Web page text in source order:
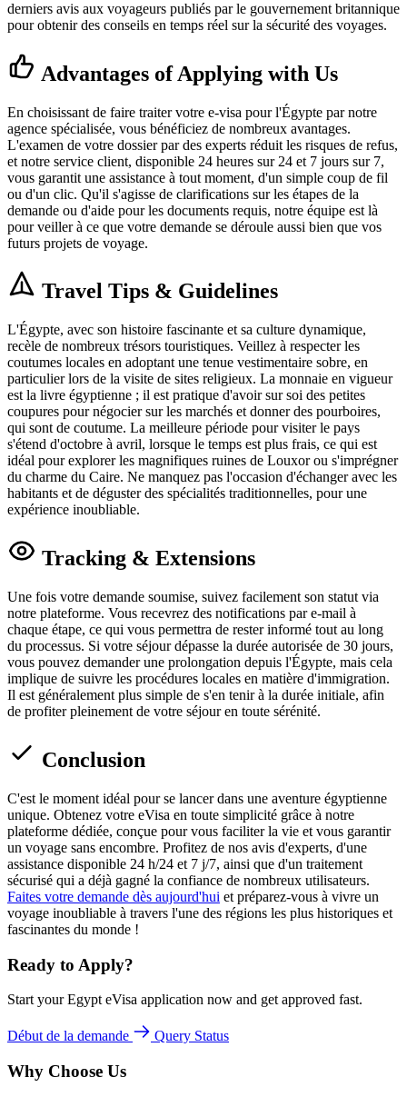
derniers avis aux voyageurs publiés par le gouvernement britannique
pour obtenir des conseils en temps réel sur la sécurité des voyages.
Advantages of Applying with Us
En choisissant de faire traiter votre e-visa pour l'Égypte par notre
agence spécialisée, vous bénéficiez de nombreux avantages.
L'examen de votre dossier par des experts réduit les risques de refus,
et notre service client, disponible 24 heures sur 24 et 7 jours sur 7,
vous garantit une assistance à tout moment, d'un simple coup de fil
ou d'un clic. Qu'il s'agisse de clarifications sur les étapes de la
demande ou d'aide pour les documents requis, notre équipe est là
pour veiller à ce que votre demande se déroule aussi bien que vos
futurs projets de voyage.
Travel Tips & Guidelines
L'Égypte, avec son histoire fascinante et sa culture dynamique,
recèle de nombreux trésors touristiques. Veillez à respecter les
coutumes locales en adoptant une tenue vestimentaire sobre, en
particulier lors de la visite de sites religieux. La monnaie en vigueur
est la livre égyptienne ; il est pratique d'avoir sur soi des petites
coupures pour négocier sur les marchés et donner des pourboires,
qui sont de coutume. La meilleure période pour visiter le pays
s'étend d'octobre à avril, lorsque le temps est plus frais, ce qui est
idéal pour explorer les magnifiques ruines de Louxor ou s'imprégner
du charme du Caire. Ne manquez pas l'occasion d'échanger avec les
habitants et de déguster des spécialités traditionnelles, pour une
expérience inoubliable.
Tracking & Extensions
Une fois votre demande soumise, suivez facilement son statut via
notre plateforme. Vous recevrez des notifications par e-mail à
chaque étape, ce qui vous permettra de rester informé tout au long
du processus. Si votre séjour dépasse la durée autorisée de 30 jours,
vous pouvez demander une prolongation depuis l'Égypte, mais cela
implique de suivre les procédures locales en matière d'immigration.
Il est généralement plus simple de s'en tenir à la durée initiale, afin
de profiter pleinement de votre séjour en toute sérénité.
Conclusion
C'est le moment idéal pour se lancer dans une aventure égyptienne
unique. Obtenez votre eVisa en toute simplicité grâce à notre
plateforme dédiée, conçue pour vous faciliter la vie et vous garantir
un voyage sans encombre. Profitez de nos avis d'experts, d'une
assistance disponible 24 h/24 et 7 j/7, ainsi que d'un traitement
sécurisé qui a déjà gagné la confiance de nombreux utilisateurs.
Faites votre demande dès aujourd'hui et préparez-vous à vivre un
voyage inoubliable à travers l'une des régions les plus historiques et
fascinantes du monde !
Ready to Apply?
Start your Egypt eVisa application now and get approved fast.
Début de la demande Query Status
Why Choose Us